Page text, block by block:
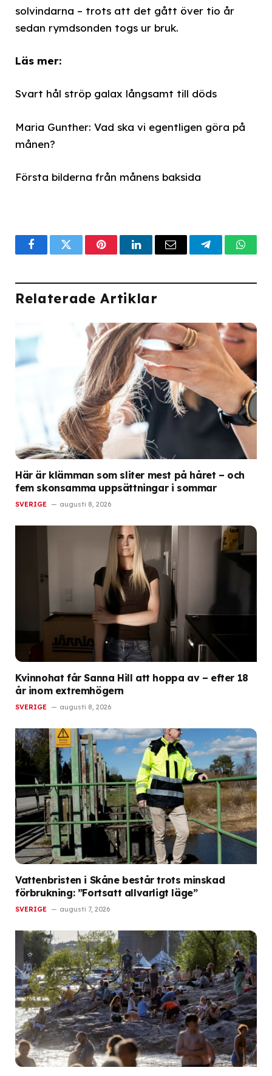
solvindarna – trots att det gått över tio år
sedan rymdsonden togs ur bruk.
Läs mer:
Svart hål ströp galax långsamt till döds
Maria Gunther: Vad ska vi egentligen göra på
månen?
Första bilderna från månens baksida
FacebookTwitterPinterestLinkedInEmail Telegram
Relaterade Artiklar
Här är klämman som sliter mest på håret – och
fem skonsamma uppsättningar i sommar
SVERIGE augusti 8, 2026
Kvinnohat får Sanna Hill att hoppa av – efter 18
år inom extremhögern
SVERIGE augusti 8, 2026
Vattenbristen i Skåne består trots minskad
förbrukning: ”Fortsatt allvarligt läge”
SVERIGE augusti 7, 2026